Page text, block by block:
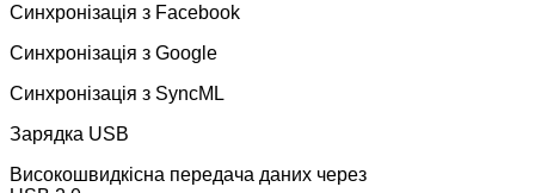
Синхронізація з Facebook
Синхронізація з Google
Синхронізація з SyncML
Зарядка USB
Високошвидкісна передача даних через